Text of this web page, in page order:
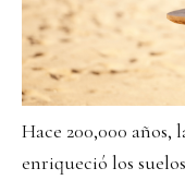
Hace 200,000
enriqueció los